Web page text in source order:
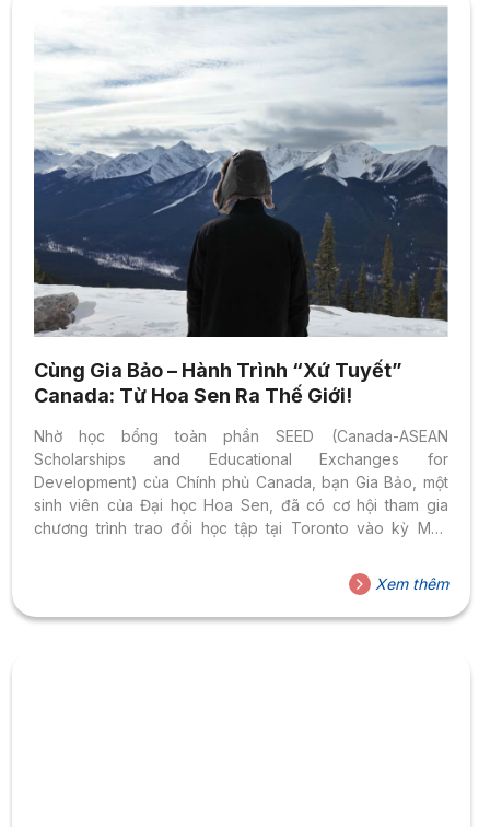
Cùng Gia Bảo – Hành Trình “Xứ Tuyết”
Canada: Từ Hoa Sen Ra Thế Giới!
Nhờ học bổng toàn phần SEED (Canada-ASEAN
Scholarships and Educational Exchanges for
Development) của Chính phủ Canada, bạn Gia Bảo, một
sinh viên của Đại học Hoa Sen, đã có cơ hội tham gia
chương trình trao đổi học tập tại Toronto vào kỳ Mùa
và ý nghĩa đối với bạn, đánh dấu bước ngoặt trong hành
trình học tập quốc tế của mình. Cơ hội từ học bổng SEED
Lần này, khác với chuyến trao đổi tự túc tại Hà Lan vào
Xem thêm